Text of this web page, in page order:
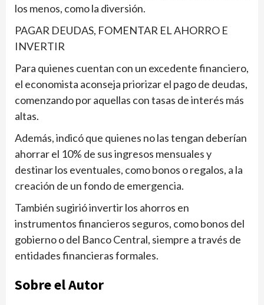
los menos, como la diversión.
PAGAR DEUDAS, FOMENTAR EL AHORRO E
INVERTIR
Para quienes cuentan con un excedente financiero,
el economista aconseja priorizar el pago de deudas,
comenzando por aquellas con tasas de interés más
altas.
Además, indicó que quienes no las tengan deberían
ahorrar el 10% de sus ingresos mensuales y
destinar los eventuales, como bonos o regalos, a la
creación de un fondo de emergencia.
También sugirió invertir los ahorros en
instrumentos financieros seguros, como bonos del
gobierno o del Banco Central, siempre a través de
entidades financieras formales.
Sobre el Autor